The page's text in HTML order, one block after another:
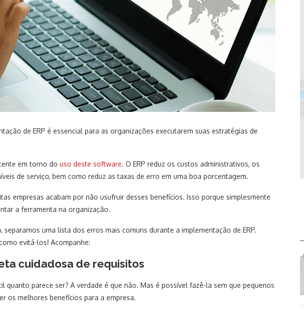
de ERP é essencial para as organizações executarem suas estratégias de
em torno do uso deste software. O ERP reduz os custos administrativos, os
de serviço, bem como reduz as taxas de erro em uma boa porcentagem.
empresas acabam por não usufruir desses benefícios. Isso porque simplesmente
a ferramenta na organização.
separamos uma lista dos erros mais comuns durante a implementação de ERP.
evitá-los! Acompanhe:
cuidadosa de requisitos
quanto parece ser? A verdade é que não. Mas é possível fazê-la sem que pequenos
os melhores benefícios para a empresa.